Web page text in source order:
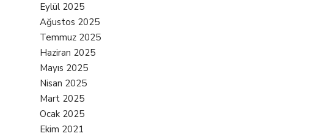
Eylül 2025
Ağustos 2025
Temmuz 2025
Haziran 2025
Mayıs 2025
Nisan 2025
Mart 2025
Ocak 2025
Ekim 2021